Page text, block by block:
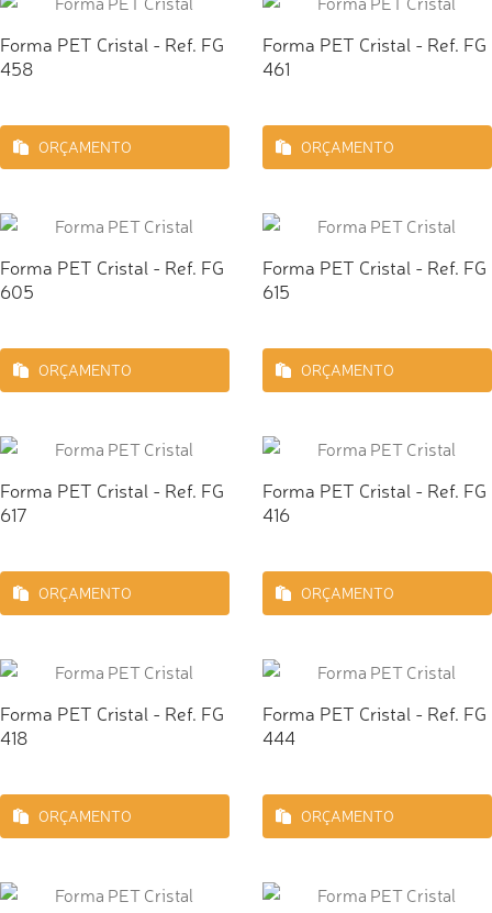
Forma PET Cristal - Ref. FG
458
ORÇAMENTO
Forma PET Cristal - Ref. FG
461
ORÇAMENTO
Forma PET Cristal - Ref. FG
605
ORÇAMENTO
Forma PET Cristal - Ref. FG
615
ORÇAMENTO
Forma PET Cristal - Ref. FG
617
ORÇAMENTO
Forma PET Cristal - Ref. FG
416
ORÇAMENTO
Forma PET Cristal - Ref. FG
418
ORÇAMENTO
Forma PET Cristal - Ref. FG
444
ORÇAMENTO